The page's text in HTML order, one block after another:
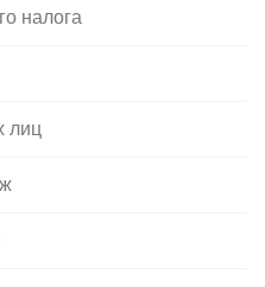
налога
лиц